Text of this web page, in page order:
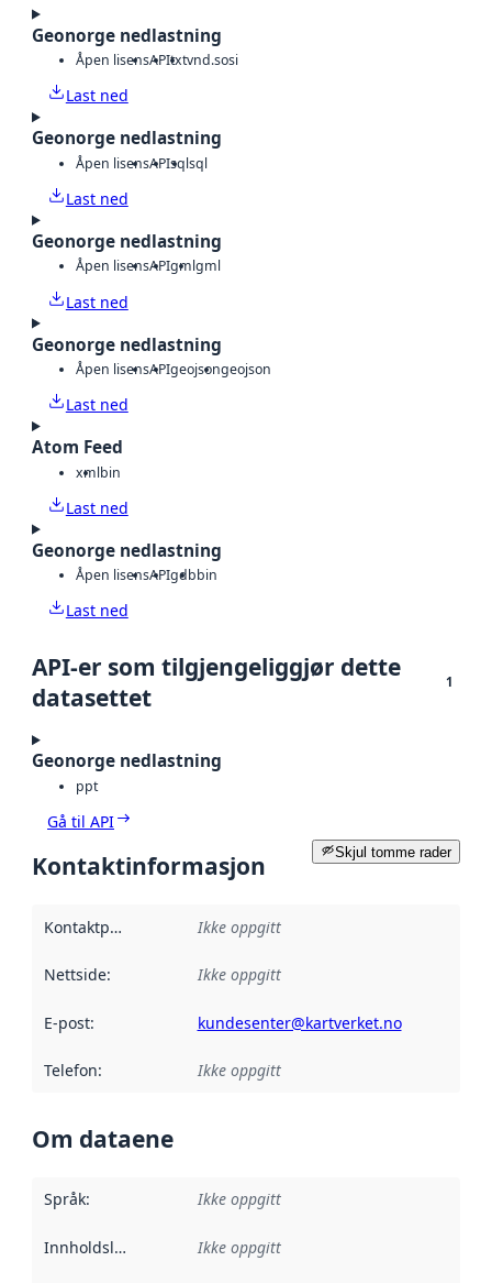
Geonorge nedlastning
Åpen lisensAPItxtvnd.sosi
Last ned
Geonorge nedlastning
Åpen lisensAPIsqlsql
Last ned
Geonorge nedlastning
Åpen lisensAPIgmlgml
Last ned
Geonorge nedlastning
Åpen lisensAPIgeojsongeojson
Last ned
Atom Feed
xmlbin
Last ned
Geonorge nedlastning
Åpen lisensAPIgdbbin
Last ned
API-er som tilgjengeliggjør dette
datasettet
1
Geonorge nedlastning
ppt
Gå til API
Skjul tomme rader
Kontaktinformasjon
Kontaktpunkt Ikke oppgitt
Nettside: Ikke oppgitt
E-post: kundesenter@kartverket.no
Telefon: Ikke oppgitt
Om dataene
Språk: Ikke oppgitt
Innholdsleverandører :
Ikke oppgitt